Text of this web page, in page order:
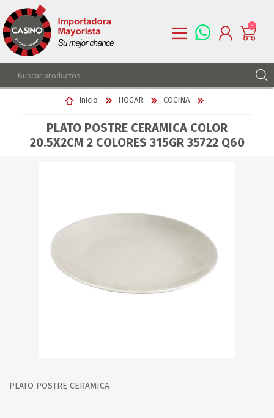
REGISTRARSE
LISTA DE DESEOS
0
Inicio HOGAR COCINA
PLATO POSTRE CERAMICA COLOR
20.5X2CM 2 COLORES 315GR 35722 Q60
PLATO POSTRE CERAMICA